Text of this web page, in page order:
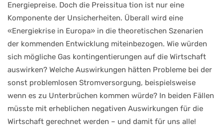
Energiepreise. Doch die Preissitua tion ist nur eine
Komponente der Unsicherheiten. Überall wird eine
«Energiekrise in Europa» in die theoretischen Szenarien
der kommenden Entwicklung miteinbezogen. Wie würden
sich mögliche Gas kontingentierungen auf die Wirtschaft
auswirken? Welche Auswirkungen hätten Probleme bei der
sonst problemlosen Stromversorgung, beispielsweise
wenn es zu Unterbrüchen kommen würde? In beiden Fällen
müsste mit erheblichen negativen Auswirkungen für die
Wirtschaft gerechnet werden – und damit für uns alle!